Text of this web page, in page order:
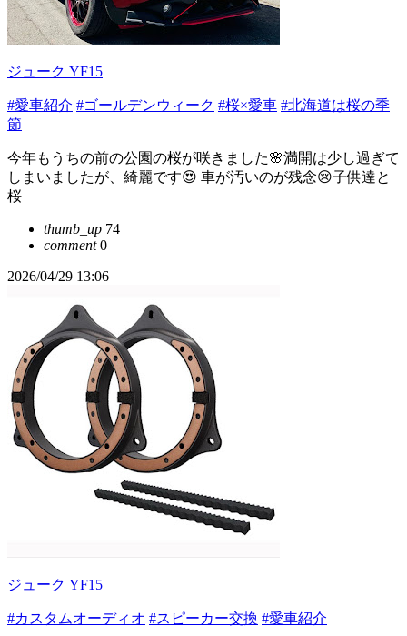
ジューク YF15
#愛車紹介 #ゴールデンウィーク #桜×愛車 #北海道は桜の季
節
今年もうちの前の公園の桜が咲きました🌸満開は少し過ぎて
しまいましたが、綺麗です😍 車が汚いのが残念😢子供達と
桜
thumb_up 74
comment0
2026/04/29 13:06
ジューク YF15
#カスタムオーディオ #スピーカー交換 #愛車紹介